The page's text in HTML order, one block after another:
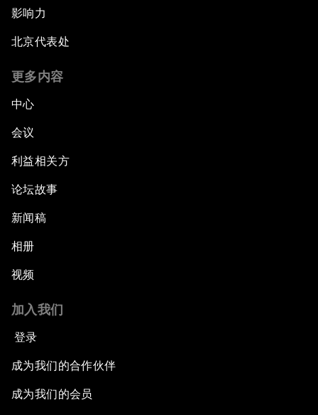
影响力
北京代表处
更多内容
中心
会议
利益相关方
论坛故事
新闻稿
相册
视频
加入我们
登录
成为我们的合作伙伴
成为我们的会员